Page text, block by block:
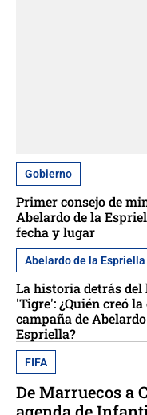
Gobierno
Primer consejo de
Abelardo de la
fecha y lugar
Abelardo de la Espriella
La historia detrás del
'Tigre': ¿Quién creó
campaña de
Espriella?
FIFA
De Marruecos a